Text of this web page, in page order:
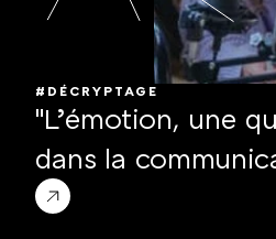
#DÉCRYPTAGE
"L’émotion, une
dans la